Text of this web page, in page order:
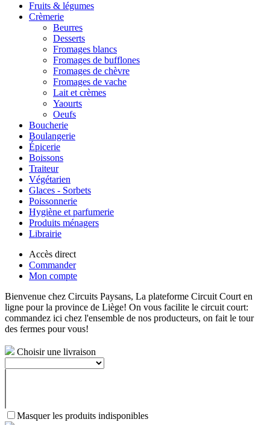
Fruits & légumes
Crèmerie
Beurres
Desserts
Fromages blancs
Fromages de bufflones
Fromages de chèvre
Fromages de vache
Lait et crèmes
Yaourts
Oeufs
Boucherie
Boulangerie
Épicerie
Boissons
Traiteur
Végétarien
Glaces - Sorbets
Poissonnerie
Hygiène et parfumerie
Produits ménagers
Librairie
Accès direct
Commander
Mon compte
Bienvenue chez Circuits Paysans, La plateforme Circuit Court en
ligne pour la province de Liège! On vous facilite le circuit court:
commandez ici chez l'ensemble de nos producteurs, on fait le tour
des fermes pour vous!
Choisir une livraison
Masquer les produits indisponibles